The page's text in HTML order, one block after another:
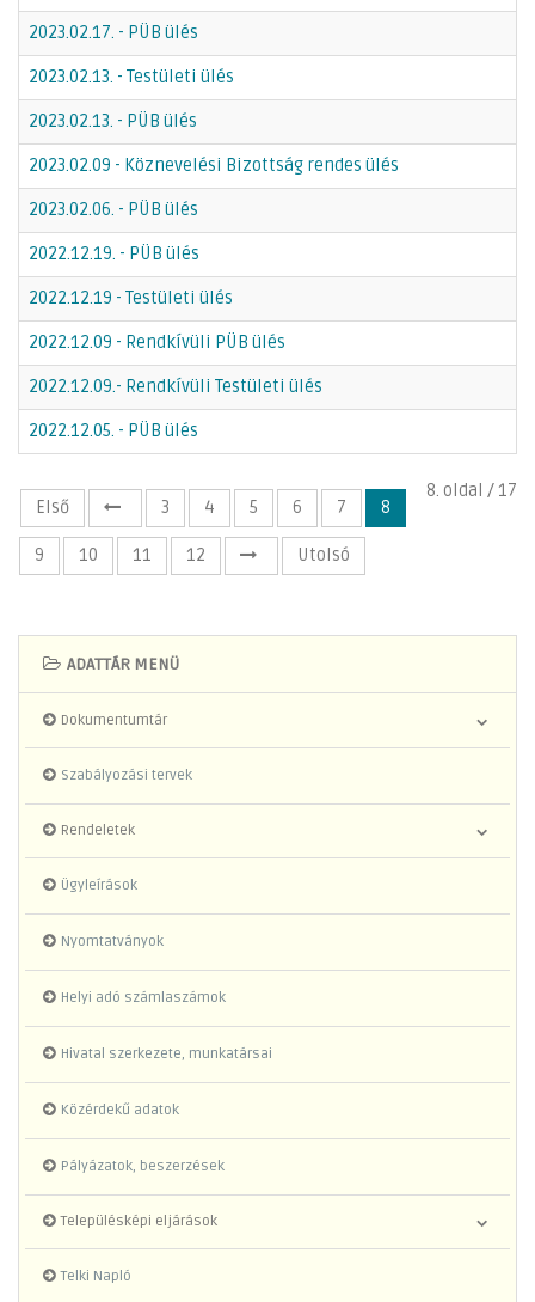
2023.02.17. - PÜB ülés
2023.02.13. - Testületi ülés
2023.02.13. - PÜB ülés
2023.02.09 - Köznevelési Bizottság rendes ülés
2023.02.06. - PÜB ülés
2022.12.19. - PÜB ülés
2022.12.19 - Testületi ülés
2022.12.09 - Rendkívüli PÜB ülés
2022.12.09.- Rendkívüli Testületi ülés
2022.12.05. - PÜB ülés
8. oldal / 17
Első
3 4 5 6 7 8
9 10 11 12 Utolsó
ADATTÁR MENÜ
Dokumentumtár
Szabályozási tervek
Rendeletek
Ügyleírások
Nyomtatványok
Helyi adó számlaszámok
Hivatal szerkezete, munkatársai
Közérdekű adatok
Pályázatok, beszerzések
Településképi eljárások
Telki Napló